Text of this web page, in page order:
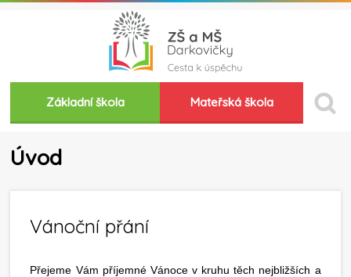
Základní škola Mateřská škola
Úvod
Vánoční přání
Přejeme Vám příjemné Vánoce v kruhu těch nejbližších a